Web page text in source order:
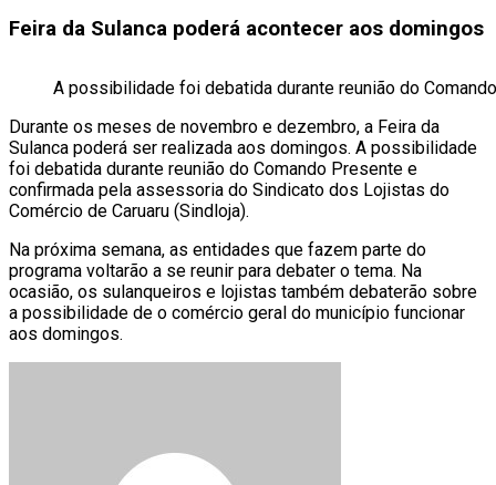
Feira da Sulanca poderá acontecer aos domingos
A possibilidade foi debatida durante reunião do
Durante os meses de novembro e dezembro, a Feira da
Sulanca poderá ser realizada aos domingos. A possibilidade
foi debatida durante reunião do Comando Presente e
confirmada pela assessoria do Sindicato dos Lojistas do
Comércio de Caruaru (Sindloja).
Na próxima semana, as entidades que fazem parte do
programa voltarão a se reunir para debater o tema. Na
ocasião, os sulanqueiros e lojistas também debaterão sobre
a possibilidade de o comércio geral do município funcionar
aos domingos.